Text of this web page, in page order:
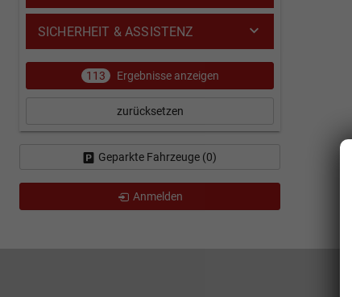
SICHERHEIT & ASSISTENZ
113 Ergebnisse anzeigen
zurücksetzen
Geparkte Fahrzeuge (0)
Anmelden